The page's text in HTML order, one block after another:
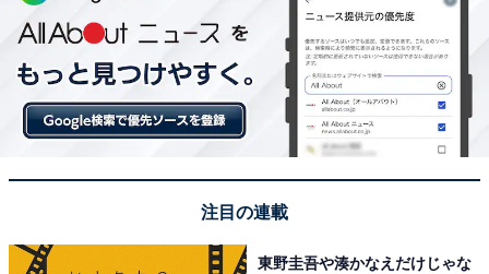
職種別「技術系（IT／通信）」は、全体で18の小分類に
分かれており、平均年収が最も低かったのは「ヘルプデ
スク」の345万円でした。業界全体の平均は438万円で
2020年の452万円から14万円減です。また生涯賃金の全
体平均は2億4888万円となっています。
注目の連載
東野圭吾や湊かなえだけじゃな